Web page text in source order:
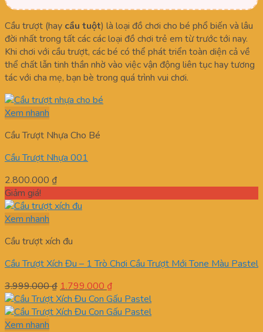
Cầu trượt (hay cầu tuột) là loại đồ chơi cho bé phổ biến và lâu
đời nhất trong tất các các loại đồ chơi trẻ em từ trước tới nay.
Khi chơi với cầu trượt, các bé có thể phát triển toàn diện cả về
thể chất lẫn tinh thần nhờ vào việc vận động liên tục hay tương
tác với cha mẹ, bạn bè trong quá trình vui chơi.
Xem nhanh
Cầu Trượt Nhựa Cho Bé
Cầu Trượt Nhựa 001
2.800.000 ₫
Giảm giá!
Xem nhanh
Cầu trượt xích đu
Cầu Trượt Xích Đu – 1 Trò Chơi Cầu Trượt Mới Tone Màu Pastel
3.999.000₫ Giá
gốc
là:
1.799.000 ₫
hiện
tại
Xem nhanh